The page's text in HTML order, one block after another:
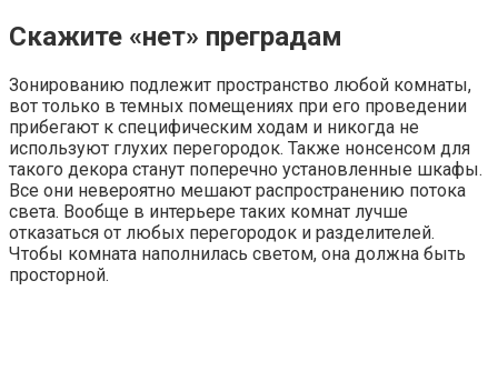
Скажите «нет» преградам
Зонированию подлежит пространство любой комнаты,
вот только в темных помещениях при его проведении
прибегают к специфическим ходам и никогда не
используют глухих перегородок. Также нонсенсом для
такого декора станут поперечно установленные шкафы.
Все они невероятно мешают распространению потока
света. Вообще в интерьере таких комнат лучше
отказаться от любых перегородок и разделителей.
Чтобы комната наполнилась светом, она должна быть
просторной.